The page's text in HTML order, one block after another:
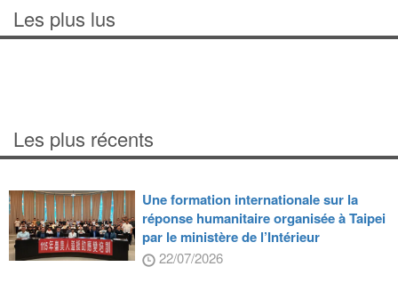
Les plus lus
Les plus récents
Une formation internationale sur la
réponse humanitaire organisée à Taipei
par le ministère de l’Intérieur
22/07/2026